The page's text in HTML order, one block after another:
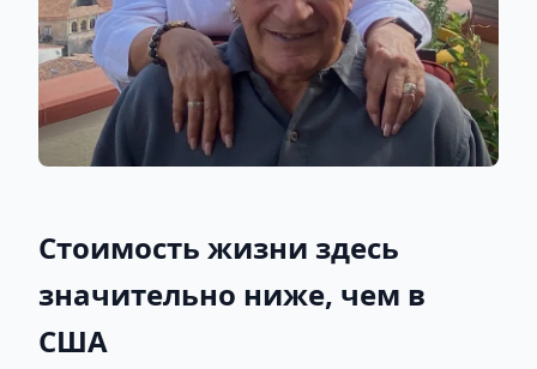
Стоимость жизни здесь
значительно ниже, чем в
США